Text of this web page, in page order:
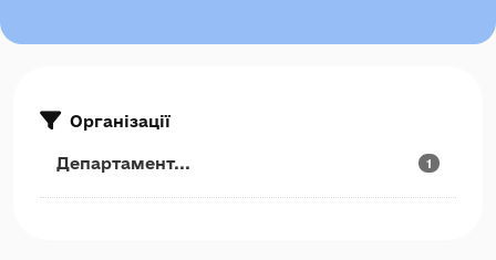
Організації
Департамент... 1